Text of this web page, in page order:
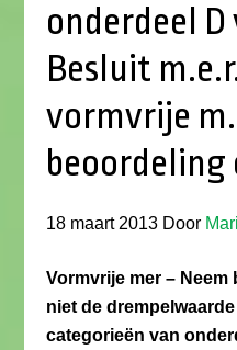
onderdeel
Besluit
vormvrije
beoordeling
18 maart 2013 Door
Vormvrije mer –
niet de
categorieën van